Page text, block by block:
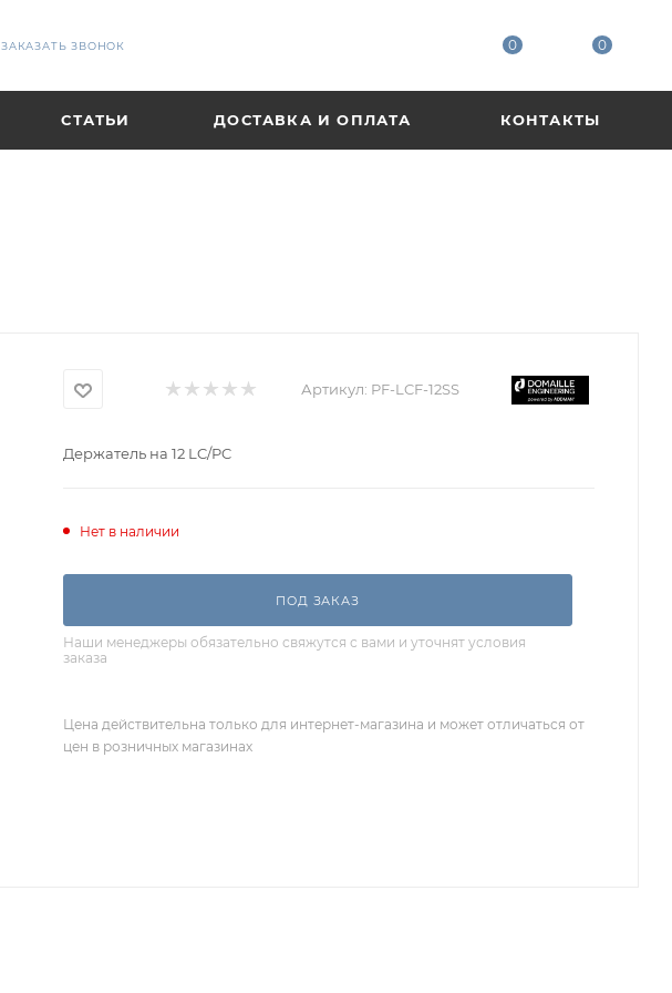
ЗАКАЗАТЬ ЗВОНОК 0 0
СТАТЬИ ДОСТАВКА И ОПЛАТА КОНТАКТЫ
Артикул: PF-LCF-12SS
Держатель на 12 LC/PC
Нет в наличии
ПОД ЗАКАЗ
Наши менеджеры обязательно свяжутся с вами и уточнят условия
заказа
Цена действительна только для интернет-магазина и может отличаться от
цен в розничных магазинах